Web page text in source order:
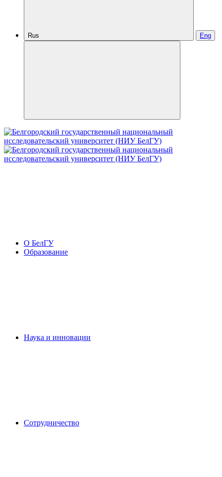
Rus Eng
О БелГУ
Образование
Наука и инновации
Сотрудничество